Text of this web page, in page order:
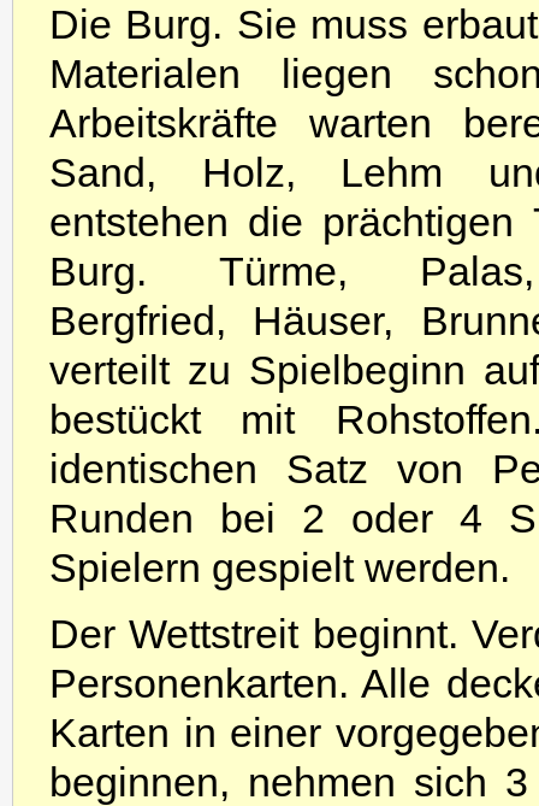
Die Burg. Sie muss
Materialen liegen
Arbeitskräfte warten
Sand, Holz, Lehm
entstehen die prächtigen
Burg. Türme,
Bergfried, Häuser,
verteilt zu Spielbeginn
bestückt mit
identischen Satz von
Runden bei 2 oder 4
Spielern gespielt werden.
Der Wettstreit beginnt.
Personenkarten. Alle
Karten in einer
beginnen, nehmen sich